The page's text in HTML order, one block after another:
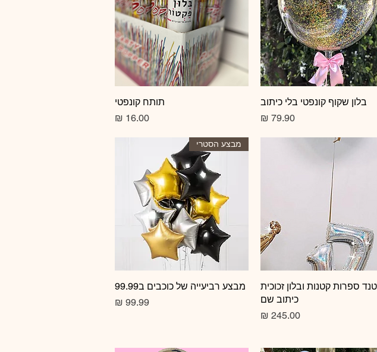
תצוגה מהירה
בלון שקוף קונפטי בלי כיתוב
מחיר‏79.90 ‏₪
תצוגה מהירהתותח קונפטי
מחיר
תצוגה מהירה
ספרות קטנות ובלון זכוכית
כיתוב שם
מחיר‏245.00 ‏₪
תצוגה מהירה
מבצע הסטרי
מבצע רביעייה של כוכבים ב99.99
מחיר